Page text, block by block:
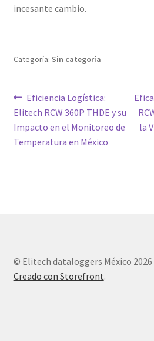
incesante cambio.
Categoría: Sin categoría
Navegación
de
entradas
Entrada
anterior:
Eficiencia Logística:
Elitech RCW 360P THDE y su
Impacto en el Monitoreo de
Temperatura en México
la
© Elitech dataloggers México 2026
Creado con Storefront.